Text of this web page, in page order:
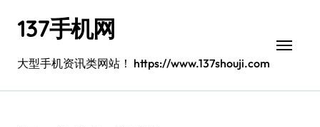
137手机网
大型手机资讯类网站！ https://www.137shouji.com